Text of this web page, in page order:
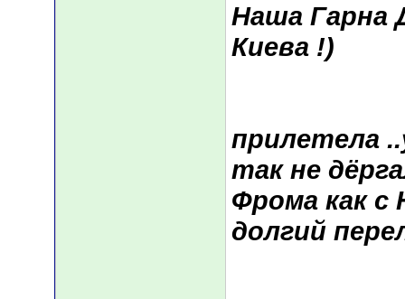
Наша Гарна
Киева !)
прилетела
так не
Фрома как с
долгий